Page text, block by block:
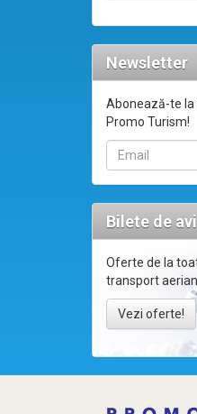
Newsletter
Abonează-te la
Promo Turism!
Bilete de
Oferte de la
transport
Vezi oferte!